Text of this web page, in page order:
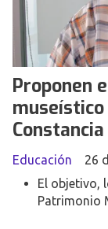
Proponen
Constancia
Educación
26
El objetivo,
Patrimonio